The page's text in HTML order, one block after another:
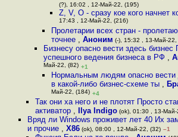
(?), 16:02 , 12-Май-22, (195)
Z, V, O - сразу кое кого начнет
17:43 , 12-Май-22, (216)
Пролетарии всех стран -
точнее , Аноним (-), 15:32 , 13-Май-22,
Бизнесу опасно вести здесь бизнес
успешного ведения бизнеса в РФ ,
Май-22, (82) +1
Нормальным людям опасно
в какой-либо бизнес-схеме ты ,
Май-22, (184) +4
Так они ха него и не плотят Просто
активатор , Ilya Indigo (ok), 01:30 , 13-Май-
Вряд ли Windows проживет лет 40 Их
и прочие , X86(ok), 08:00 , 12-Май-22, (32) –1